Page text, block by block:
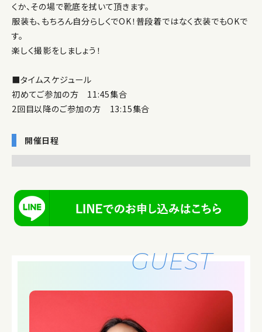
くか、その場で靴底を拭いて頂きます。
服装も、もちろん自分らしくでOK！普段着ではなく衣装でもOKで
す。
楽しく撮影をしましょう！
■タイムスケジュール
初めてご参加の方 11:45集合
2回目以降のご参加の方 13:15集合
開催日程
GUEST